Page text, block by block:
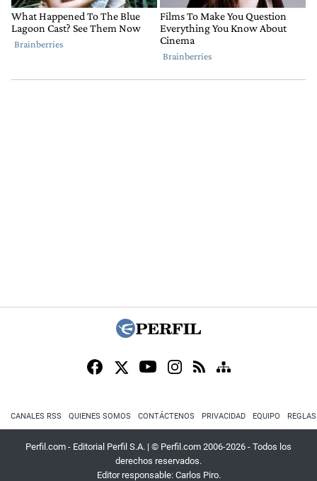
CANALES RSS QUIENES SOMOS CONTÁCTENOS PRIVACIDAD EQUIPO
Perfil.com - Editorial Perfil S.A. | © Perfil.com 2006-2026 - Todos los
derechos reservados.
Editor responsable: Carlos Piro.